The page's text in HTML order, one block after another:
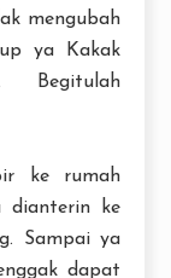
mengubah
ya Kakak
Begitulah
ke rumah
dianterin ke
Sampai ya
dapat